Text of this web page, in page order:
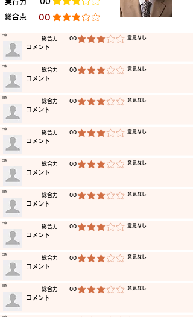
​実行力 平均評価 3 /5
​総合点 ​00 平均評価 3 /5
​総合力 00 平均評価 3 /5 ​意見なし
​日時
​コメント
​総合力 00 平均評価 3 /5 ​意見なし
​日時
​コメント
​総合力 00 平均評価 3 /5 ​意見なし
​日時
​コメント
​総合力 00 平均評価 3 /5 ​意見なし
​日時
​コメント
​総合力 00 平均評価 3 /5 ​意見なし
​日時
​コメント
​総合力 00 平均評価 3 /5 ​意見なし
​日時
​コメント
​総合力 00 平均評価 3 /5 ​意見なし
​日時
​コメント
​総合力 00 平均評価 3 /5 ​意見なし
​日時
​コメント
​総合力 00 平均評価 3 /5 ​意見なし
​日時
​コメント